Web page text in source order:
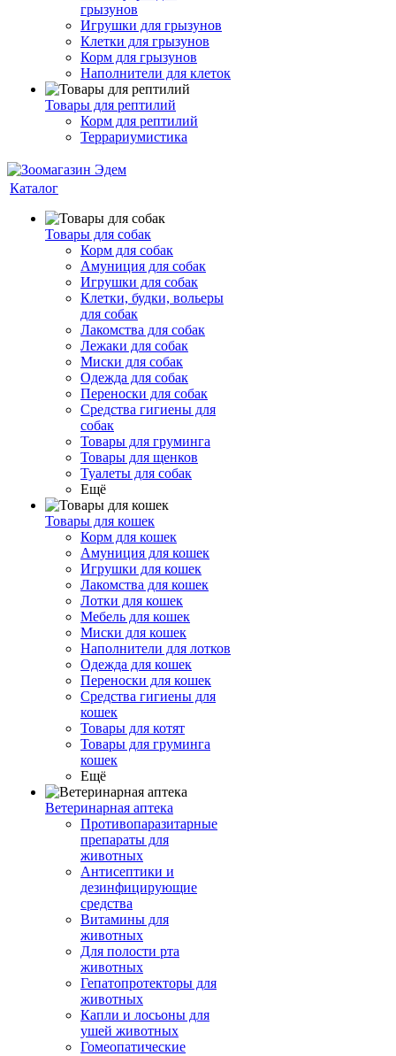
грызунов
Игрушки для грызунов
Клетки для грызунов
Корм для грызунов
Наполнители для клеток
Товары для рептилий
Корм для рептилий
Террариумистика
Каталог
Товары для собак
Корм для собак
Амуниция для собак
Игрушки для собак
Клетки, будки, вольеры
для собак
Лакомства для собак
Лежаки для собак
Миски для собак
Одежда для собак
Переноски для собак
Средства гигиены для
собак
Товары для груминга
Товары для щенков
Туалеты для собак
Ещё
Товары для кошек
Корм для кошек
Амуниция для кошек
Игрушки для кошек
Лакомства для кошек
Лотки для кошек
Мебель для кошек
Миски для кошек
Наполнители для лотков
Одежда для кошек
Переноски для кошек
Средства гигиены для
кошек
Товары для котят
Товары для груминга
кошек
Ещё
Ветеринарная аптека
Противопаразитарные
препараты для
животных
Антисептики и
дезинфицирующие
средства
Витамины для
животных
Для полости рта
животных
Гепатопротекторы для
животных
Капли и лосьоны для
ушей животных
Гомеопатические